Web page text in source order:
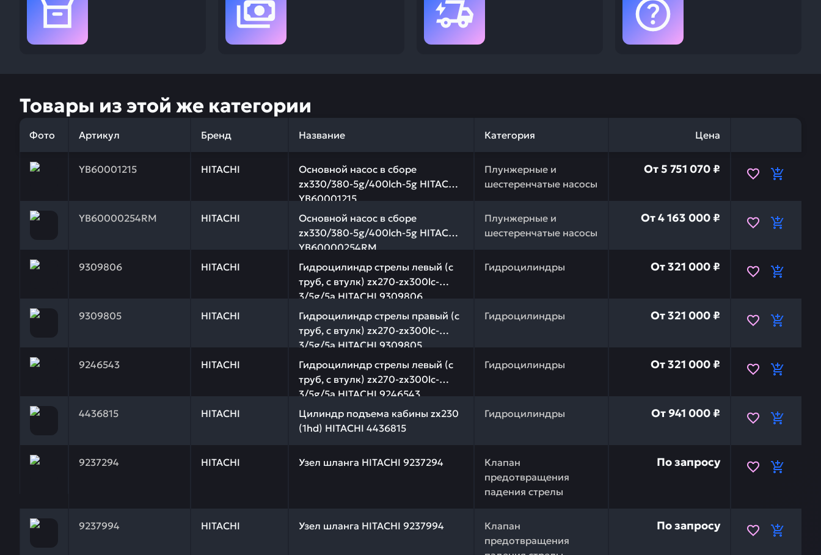
Товары из этой же категории
Фото Артикул Бренд Название Категория Цена
YB60001215 HITACHI
Основной насос в сборе
zx330/380-5g/400lch-5g HITACHI
YB60001215
Плунжерные и
шестеренчатые насосы
Заказывая запчасти у нас, вы получаете гарантию качества и профессиональный подбор. Основной насос в сборе zx330/380-5g/400lch-5g HITACHI
От5 751 070 ₽
YB60000254RM HITACHI
Основной насос в сборе
zx330/380-5g/400lch-5g HITACHI
YB60000254RM
Плунжерные и
шестеренчатые насосы
Заказывая запчасти у нас, вы получаете гарантию качества и профессиональный подбор. Основной насос в сборе zx330/380-5g/400lch-5g HITACHI
От4 163 000 ₽
9309806 HITACHI
Гидроцилиндр стрелы левый (c
труб, c втулк) zx270-zx300lc-
3/5g/5a HITACHI 9309806
Гидроцилиндры
Заказывая запчасти у нас, вы получаете гарантию качества и профессиональный подбор. Гидроцилиндр стрелы левый (c труб, c втулк) zx270-zx300lc-3/5g/
От321 000 ₽
9309805 HITACHI
Гидроцилиндр стрелы правый (c
труб, c втулк) zx270-zx300lc-
3/5g/5a HITACHI 9309805
Гидроцилиндры
Заказывая запчасти у нас, вы получаете гарантию качества и профессиональный подбор. Гидроцилиндр стрелы правый (c труб, c втулк) zx270-zx300lc-3/5g/
От321 000 ₽
9246543 HITACHI
Гидроцилиндр стрелы левый (c
труб, c втулк) zx270-zx300lc-
3/5g/5a HITACHI 9246543
Гидроцилиндры
Заказывая запчасти у нас, вы получаете гарантию качества и профессиональный подбор. Гидроцилиндр стрелы левый (c труб, c втулк) zx270-zx300lc-3/5g/
От321 000 ₽
4436815 HITACHI
Цилиндр подъема кабины zx230
(1hd) HITACHI 4436815
Гидроцилиндры
Заказывая запчасти у нас, вы получаете гарантию качества и профессиональный подбор. Цилиндр подъема кабины zx230 (1hd) HITACHI 4436815 — это
От941 000 ₽
9237294 HITACHI Узел шланга HITACHI 9237294
Клапан
предотвращения
падения стрелы
Заказывая запчасти у нас, вы получаете гарантию качества и профессиональный подбор. Узел шланга HITACHI 9237294 — это инвестиция в бесперебойную
По запросу
9237994 HITACHI Узел шланга HITACHI 9237994
Клапан
предотвращения
Заказывая запчасти у нас, вы получаете гарантию качества и профессиональный подбор. Узел шланга HITACHI 9237994 — это инвестиция в бесперебойную
По запросу